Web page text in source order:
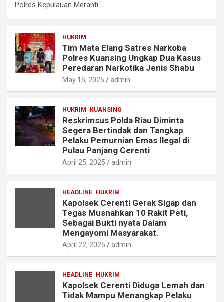
Polres Kepulauan Meranti…
HUKRIM
Tim Mata Elang Satres Narkoba
Polres Kuansing Ungkap Dua Kasus
Peredaran Narkotika Jenis Shabu
May 15, 2025 admin
HUKRIM KUANSING
Reskrimsus Polda Riau Diminta
Segera Bertindak dan Tangkap
Pelaku Pemurnian Emas Ilegal di
Pulau Panjang Cerenti
April 25, 2025 admin
HEADLINE HUKRIM
Kapolsek Cerenti Gerak Sigap dan
Tegas Musnahkan 10 Rakit Peti,
Sebagai Bukti nyata Dalam
Mengayomi Masyarakat.
April 22, 2025 admin
HEADLINE HUKRIM
Kapolsek Cerenti Diduga Lemah dan
Tidak Mampu Menangkap Pelaku